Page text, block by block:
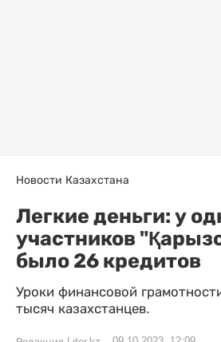
Новости Казахстана
Легкие деньги: у
участников
было 26 кредитов
Уроки финансовой
тысяч казахстанцев.